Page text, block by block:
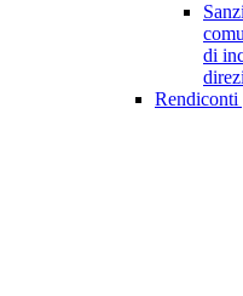
di